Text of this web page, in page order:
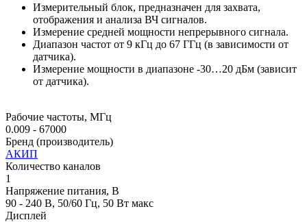
Измерительный блок, предназначен для захвата,
отображения и анализа ВЧ сигналов.
Измерение средней мощности непрерывного сигнала.
Диапазон частот от 9 кГц до 67 ГГц (в зависимости от
датчика).
Измерение мощности в диапазоне -30…20 дБм (зависит
от датчика).
Рабочие частоты, МГц
0.009 - 67000
Бренд (производитель)
АКИП
Количество каналов
1
Напряжение питания, В
90 - 240 В, 50/60 Гц, 50 Вт макс
Дисплей